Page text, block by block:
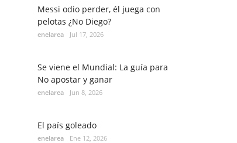
Messi odio perder, él juega con
pelotas ¿No Diego?
enelarea Jul 17, 2026
Se viene el Mundial: La guía para
No apostar y ganar
enelarea Jun 8, 2026
El país goleado
enelarea Ene 12, 2026